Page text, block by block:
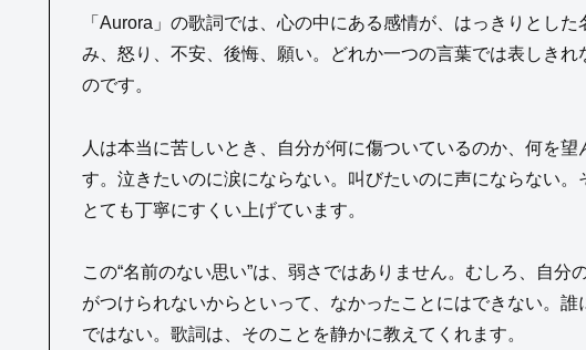
「Aurora」の歌詞では、心の中にある感情が、はっきりとし
み、怒り、不安、後悔、願い。どれか一つの言葉では表しき
のです。
人は本当に苦しいとき、自分が何に傷ついているのか、何を
す。泣きたいのに涙にならない。叫びたいのに声にならない
とても丁寧にすくい上げています。
この“名前のない思い”は、弱さではありません。むしろ、自
がつけられないからといって、なかったことにはできない。
ではない。歌詞は、そのことを静かに教えてくれます。